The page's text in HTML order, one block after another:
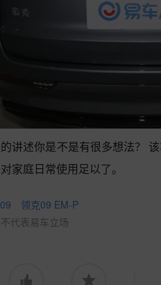
讲述你是不是有很多想法？
家庭日常使用足以了。
领克09 EM-P
代表易车立场